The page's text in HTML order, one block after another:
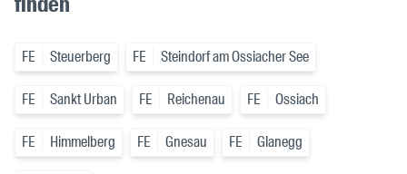
FE Steuerberg FE Steindorf am Ossiacher See
FE Sankt Urban FE Reichenau FE Ossiach
FE Himmelberg FE Gnesau FE Glanegg